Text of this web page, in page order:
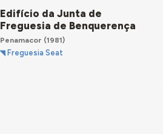
Edifício da Junta de
Freguesia de Benquerença
Penamacor (1981)
Freguesia Seat